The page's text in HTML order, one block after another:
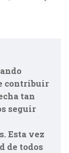
contribuir
tan
seguir
Esta vez
de todos